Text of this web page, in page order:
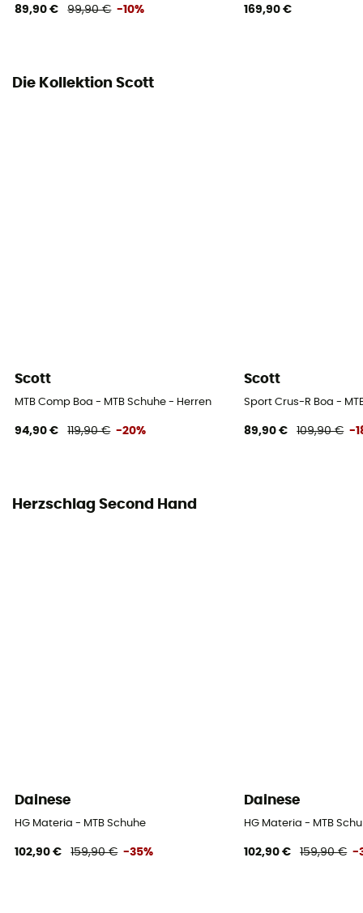
89,90 € 99,90 € -10% 169,90 €
Die Kollektion Scott
Scott
MTB Comp Boa - MTB Schuhe - Herren
94,90 € 119,90 € -20%
Scott
Sport Crus-R Boa -
89,90 € 109,90 € -
Herzschlag Second Hand
Dainese
HG Materia - MTB Schuhe
102,90 € 159,90 € -35%
Dainese
HG Materia - MTB
102,90 € 159,90 € -